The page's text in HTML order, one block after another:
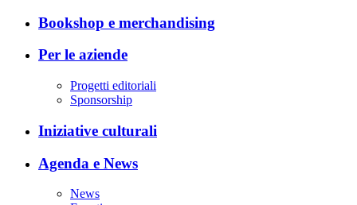
Bookshop e merchandising
Per le aziende
Progetti editoriali
Sponsorship
Iniziative culturali
Agenda e News
News